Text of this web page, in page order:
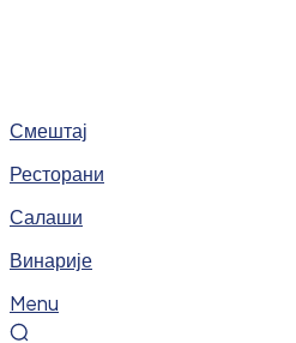
Смештај
Ресторани
Салаши
Винарије
Menu